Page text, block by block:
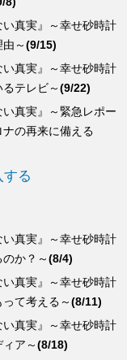
真実』～緊急レポー
の再来に備える
真実』～幸せ砂時計
テレビ～(9/22)
真実』～幸せ砂時計
由～(9/15)
する
真実』～幸せ砂時計
ィア～(8/18)
真実』～幸せ砂時計
て考える～(8/11)
真実』～幸せ砂時計
のか？～(8/4)